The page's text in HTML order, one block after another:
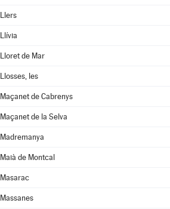
Llers
Llívia
Lloret de Mar
Llosses, les
Maçanet de Cabrenys
Maçanet de la Selva
Madremanya
Maià de Montcal
Masarac
Massanes